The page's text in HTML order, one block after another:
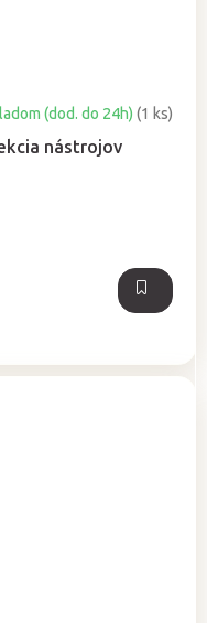
nástrojov
(dod. do 24h)(1 ks)